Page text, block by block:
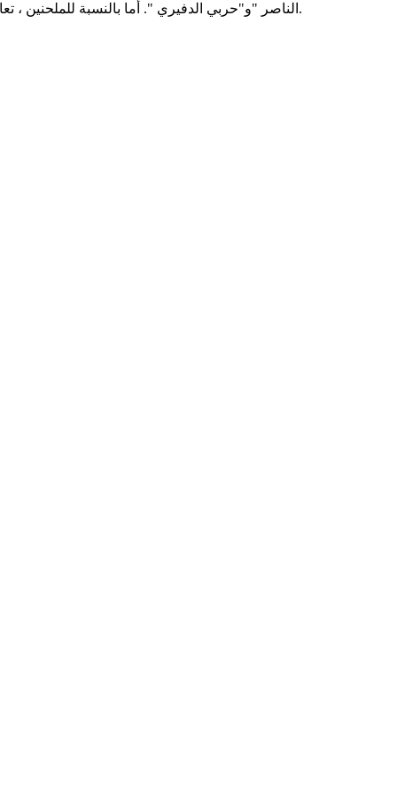
الناصر "و"حربي الدفيري ". أما بالنسبة للملحنين ، تعاون مع "نغم" ، "طارق محمد" ، "محمد العريفي" ، "ثامر السعيد" ، "فيصل آلعربيد" وغيرها. عبد الرحمن يعمل حاليا مع تيام الدهشوري كمدير.